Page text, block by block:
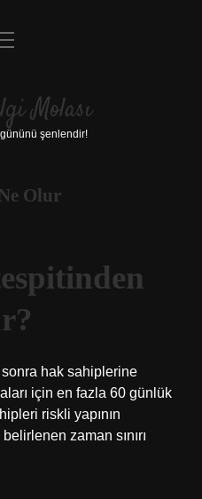
UyarıMolası
gününü şenlendir!
Olur
hak sahiplerine
için en fazla 60 günlük
riskli yapının
zaman sınırı